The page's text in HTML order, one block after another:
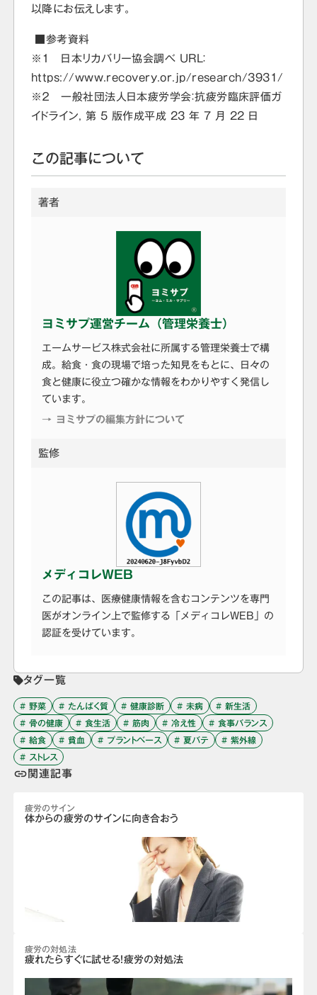
以降にお伝えします。
■参考資料
※１ 日本リカバリー協会調べ URL：
https://www.recovery.or.jp/research/3931/
※２ 一般社団法人日本疲労学会：抗疲労臨床評価ガ
イドライン, 第 5 版作成平成 23 年 7 月 22 日
この記事について
著者
ヨミサプ運営チーム（管理栄養士）
エームサービス株式会社に所属する管理栄養士で構
成。給食・食の現場で培った知見をもとに、日々の
食と健康に役立つ確かな情報をわかりやすく発信し
ています。
→ ヨミサプの編集方針について
監修
メディコレWEB
この記事は、医療健康情報を含むコンテンツを専門
医がオンライン上で監修する「メディコレWEB」の
認証を受けています。
タグ一覧
# 野菜 # たんぱく質 # 健康診断 # 未病
# 新生活
# 骨の健康
# 食生活 # 筋肉 # 冷え性
# 食事バランス
# 給食
# 貧血 # プラントベース # 夏バテ
# 紫外線
# ストレス
link関連記事
疲労のサイン
体からの疲労のサインに向き合おう
疲労の対処法
疲れたらすぐに試せる！疲労の対処法